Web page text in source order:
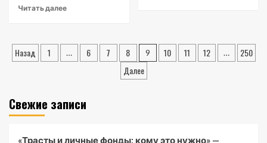
Читать далее
Пагинация
Назад 1 … 6 7 8 9 10 11 12 …
250
Далее
Свежие записи
«Трасты и личные фонды: кому это нужно» —